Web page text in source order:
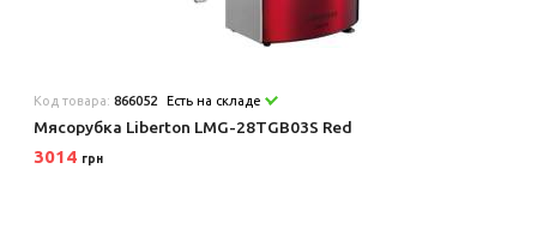
Код товара:866052 Есть на складе
Мясорубка Liberton LMG-28TGB03S Red
3014 грн